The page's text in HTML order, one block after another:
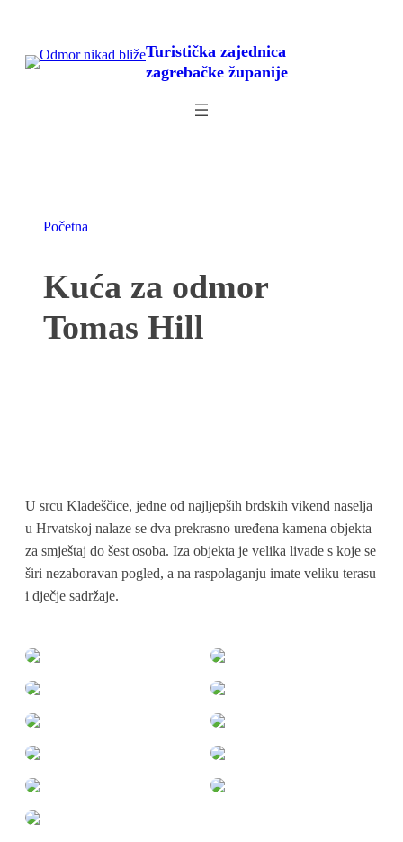
sadržaja
Turistička zajednica
zagrebačke županije
Početna
Kuća za odmor
Tomas Hill
U srcu Kladeščice, jedne od najljepših brdskih vikend naselja
u Hrvatskoj nalaze se dva prekrasno uređena kamena objekta
za smještaj do šest osoba. Iza objekta je velika livade s koje se
širi nezaboravan pogled, a na raspolaganju imate veliku terasu
i dječje sadržaje.